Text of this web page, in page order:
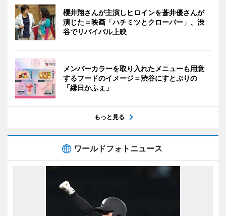
櫻井翔さんが主演しヒロインを蒼井優さんが
演じた＝映画「ハチミツとクローバー」、渋
谷でリバイバル上映
メンバーカラーを取り入れたメニューも用意
するフードのイメージ＝渋谷にすとぷりの
「縁日かふぇ」
もっと見る
ワールドフォトニュース